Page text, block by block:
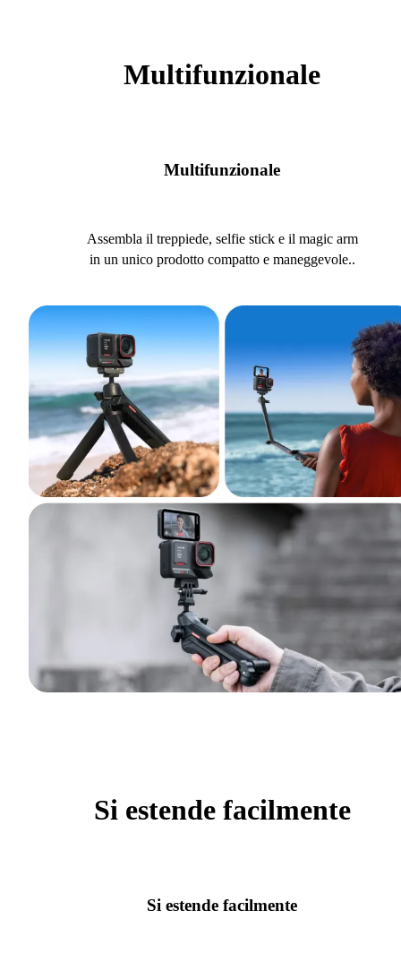
Multifunzionale
Multifunzionale
Assembla il treppiede, selfie stick e il magic arm
in un unico prodotto compatto e maneggevole..
Si estende facilmente
Si estende facilmente